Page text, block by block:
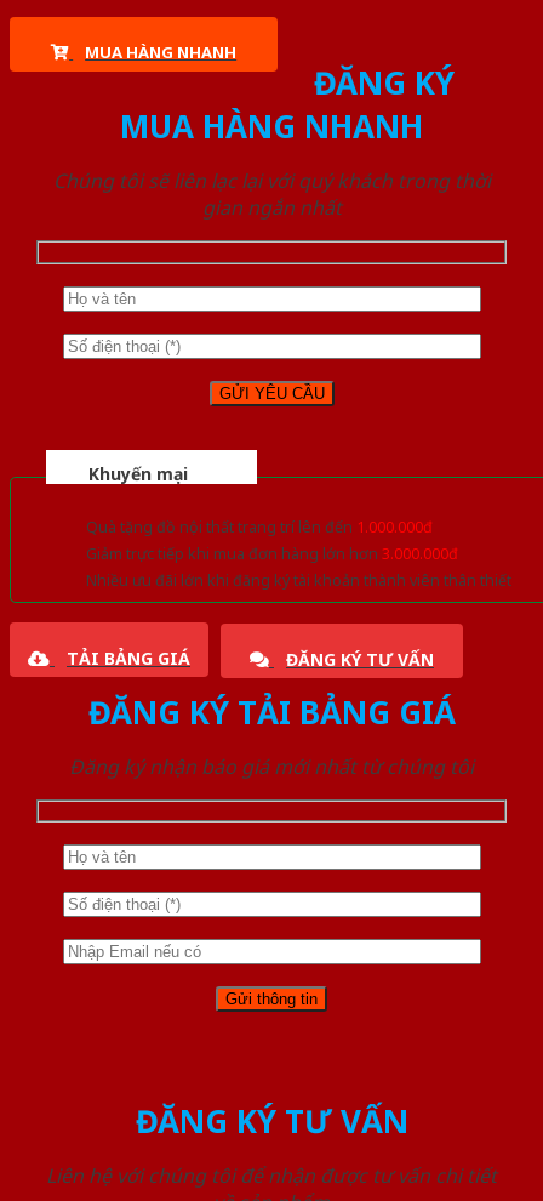
MUA HÀNG NHANH
ĐĂNG KÝ
MUA HÀNG NHANH
Chúng tôi sẽ liên lạc lại với quý khách trong thời
gian ngắn nhất
Khuyến mại
Quà tặng đồ nội thất trang trí lên đến 1.000.000đ
Giảm trực tiếp khi mua đơn hàng lớn hơn 3.000.000đ
Nhiều ưu đãi lớn khi đăng ký tài khoản thành viên thân thiết
TẢI BẢNG GIÁ ĐĂNG KÝ TƯ VẤN
ĐĂNG KÝ TẢI BẢNG GIÁ
Đăng ký nhận báo giá mới nhất từ chúng tôi
ĐĂNG KÝ TƯ VẤN
Liên hệ với chúng tôi để nhận được tư vấn chi tiết